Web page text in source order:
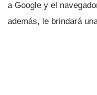
a Google y el
además, le brindará